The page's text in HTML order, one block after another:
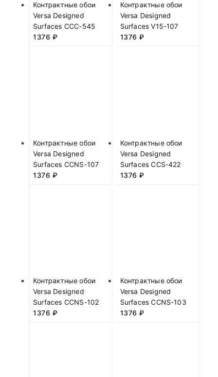
Контрактные обои
Versa Designed
Surfaces CCC-545
1376 ₽
Контрактные обои
Versa Designed
Surfaces V15-107
1376 ₽
Контрактные обои
Versa Designed
Surfaces CCNS-107
1376 ₽
Контрактные обои
Versa Designed
Surfaces CCS-422
1376 ₽
Контрактные обои
Versa Designed
Surfaces CCNS-102
1376 ₽
Контрактные обои
Versa Designed
Surfaces CCNS-103
1376 ₽